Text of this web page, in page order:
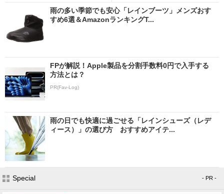
雨の多い季節でも安心「レインブーツ」メンズおす
すめ6選＆AmazonランキングT...
FPが解説！Apple製品を分割手数料0円で入手する
方法とは？
PR(Fav-Log)
雨の日でも快適に過ごせる「レインシューズ（レデ
ィース）」の選び方 おすすめアイテ...
Special - PR -